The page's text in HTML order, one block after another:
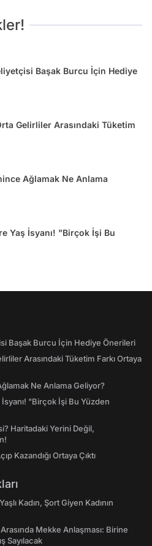
Başak Burcu İçin Hediye
Gelirliler Arasındaki Tüketim
Ağlamak Ne Anlama
Yaş İsyanı! "Birçok İşi Bu
Başak Burcu İçin Hediye Önerileri
Arasındaki Tüketim Farkı Ortaya
Ne Anlama Geliyor?
"Birçok İşi Bu Yüzden
Haritadaki Yerini Değil,
Kazandığı Ortaya Çıktı
Kadın, Şort Giyen Kadının
Mekke Anlaşması: Birine
Sayılacak